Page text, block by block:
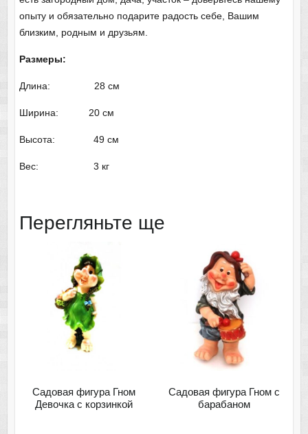
опыту и обязательно подарите радость себе, Вашим
близким, родным и друзьям.
Размеры:
Длина: 28 см
Ширина: 20 см
Высота: 49 см
Вес: 3 кг
Перегляньте ще
Садовая фигура Гном
Девочка с корзинкой
Садовая фигура Гном с
барабаном